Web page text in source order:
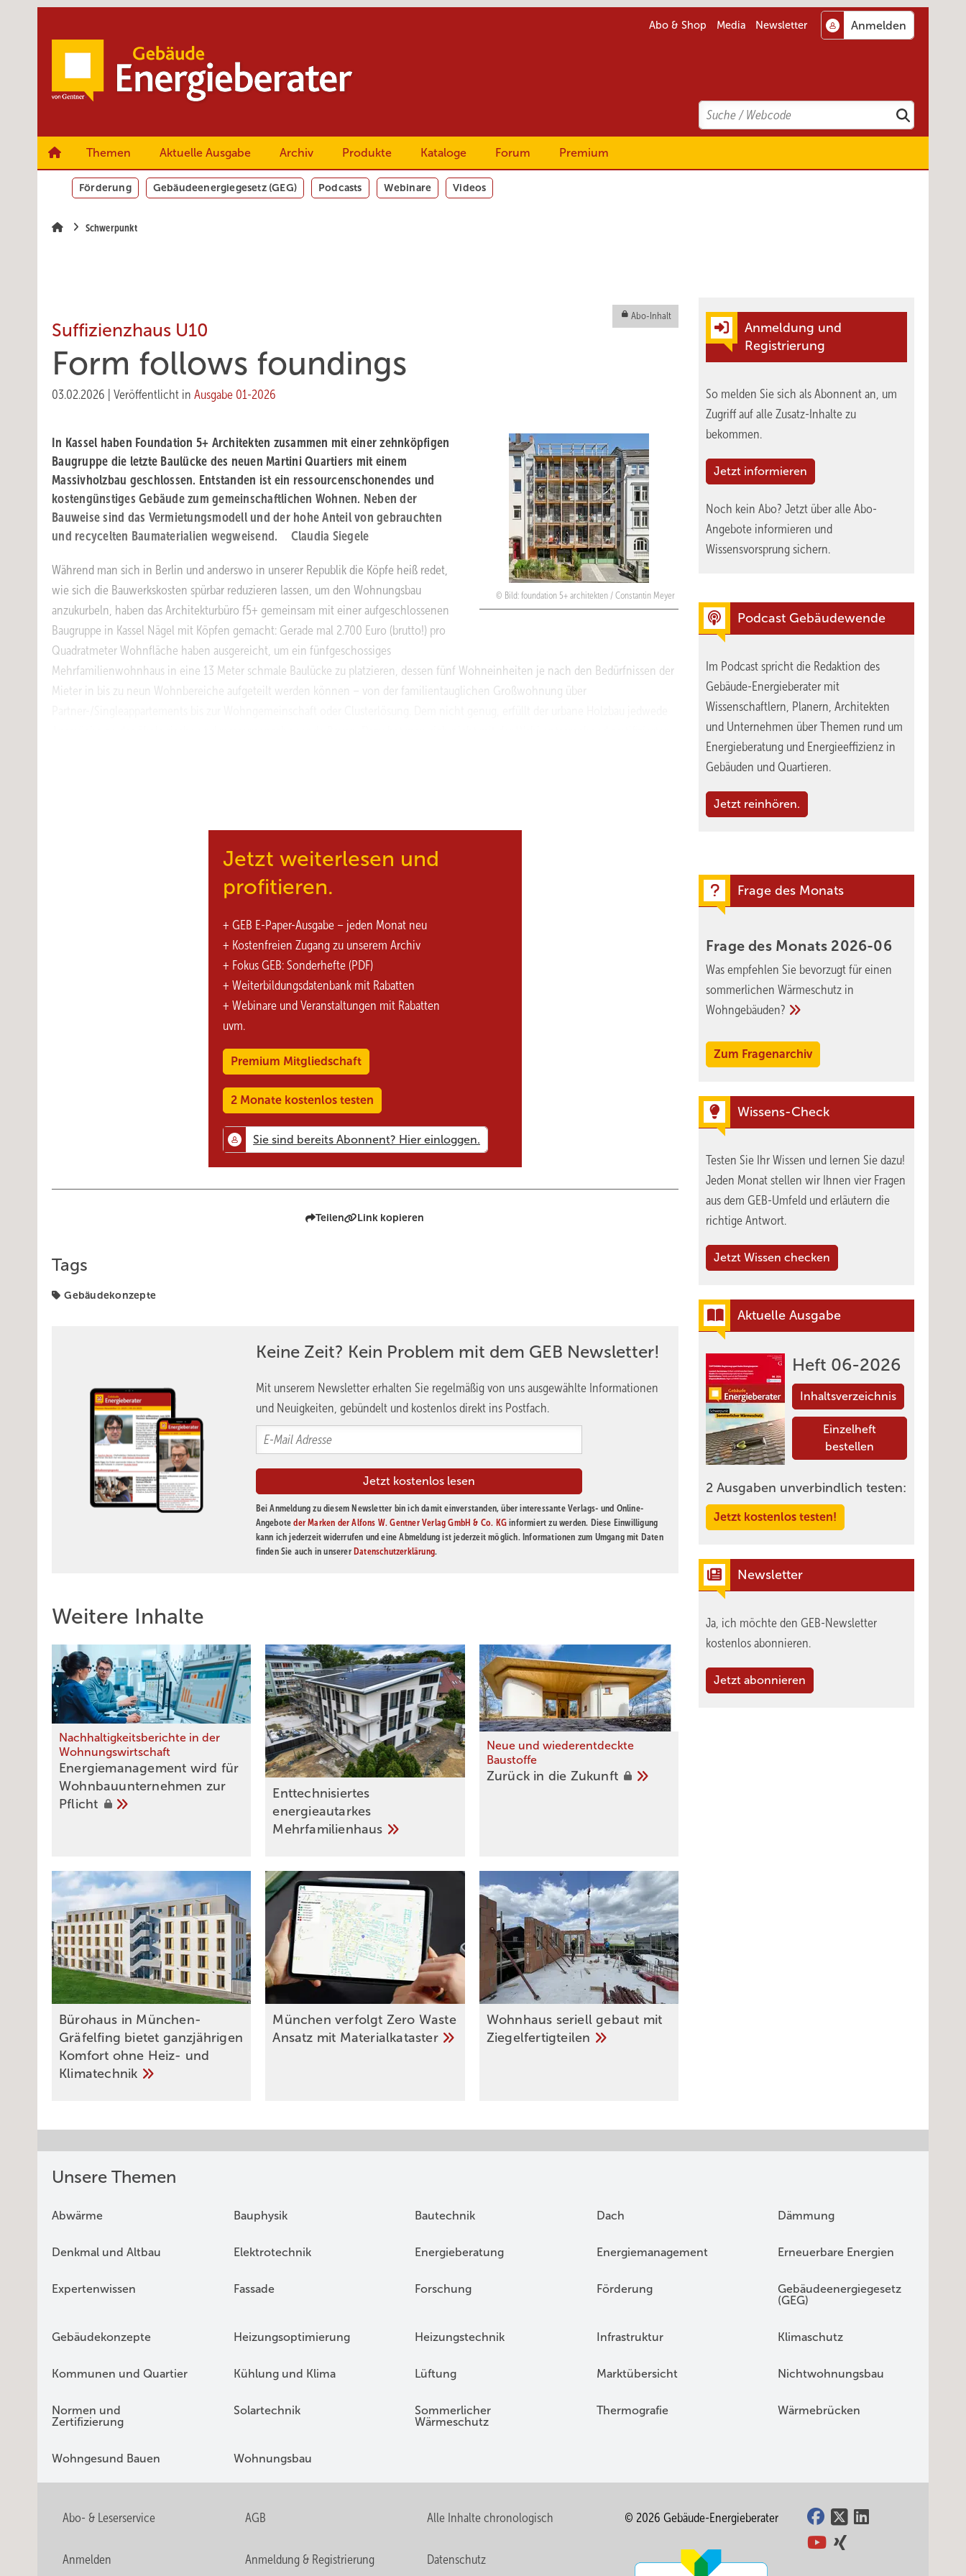
Abo & Shop Media Newsletter
Search
Suchen
Themen Aktuelle Ausgabe Archiv Produkte Kataloge Forum Premium
Förderung Gebäudeenergiegesetz (GEG) Podcasts Webinare Videos
Schwerpunkt
Abo-Inhalt
Suffizienzhaus U10
Form follows foundings
03.02.2026 Veröffentlicht in Ausgabe 01-2026
Bild: foundation 5+ architekten / Constantin Meyer
In Kassel haben Foundation 5+ Architekten zusammen mit einer zehnköpfigen
Baugruppe die letzte Baulücke des neuen Martini Quartiers mit einem
Massivholzbau geschlossen. Entstanden ist ein ressourcenschonendes und
kostengünstiges Gebäude zum gemeinschaftlichen Wohnen. Neben der
Bauweise sind das Vermietungsmodell und der hohe Anteil von gebrauchten
und recycelten Baumaterialien wegweisend. Claudia Siegele
Während man sich in Berlin und anderswo in unserer Republik die Köpfe heiß redet,
wie sich die Bauwerkskosten spürbar reduzieren lassen, um den Wohnungsbau
anzukurbeln, haben das Architekturbüro f5+ gemeinsam mit einer aufgeschlossenen
Baugruppe in Kassel Nägel mit Köpfen gemacht: Gerade mal 2.700 Euro (brutto!) pro
Quadratmeter Wohnfläche haben ausgereicht, um ein fünfgeschossiges
Mehrfamilienwohnhaus in eine 13 Meter schmale Baulücke zu platzieren, dessen fünf Wohneinheiten je nach den Bedürfnissen der
Mieter in bis zu neun Wohnbereiche aufgeteilt werden können – von der familientauglichen Großwohnung über
ganz pragmatisch umdeutet in „form follows foundings“. Was ganz eindeutig der gestalterischen Grundidee einer klaren Gebäude-
und Fassadenstruktur geschuldet ist, die verwertbare gebrauchte Materialien und Bauteile ohne Gesichtsverlust zu integrieren
Jetzt weiterlesen und
profitieren.
+ GEB E-Paper-Ausgabe – jeden Monat neu
+ Kostenfreien Zugang zu unserem Archiv
+ Fokus GEB: Sonderhefte (PDF)
+ Weiterbildungsdatenbank mit Rabatten
+ Webinare und Veranstaltungen mit Rabatten
uvm.
Premium Mitgliedschaft
2 Monate kostenlos testen
Teilen Link kopieren
Tags
Gebäudekonzepte
Keine Zeit? Kein Problem mit dem GEB Newsletter!
Mit unserem Newsletter erhalten Sie regelmäßig von uns ausgewählte Informationen
und Neuigkeiten, gebündelt und kostenlos direkt ins Postfach.
Bei Anmeldung zu diesem Newsletter bin ich damit einverstanden, über interessante Verlags- und Online-
Angeboteder Marken der Alfons W. Gentner Verlag GmbH & Co. KG informiert zu werden. Diese Einwilligung
kann ich jederzeit widerrufen und eine Abmeldung ist jederzeit möglich. Informationen zum Umgang mit Daten
finden Sie auch in unserer Datenschutzerklärung.
Weitere Inhalte
Nachhaltigkeitsberichte in der
Wohnungswirtschaft
Energiemanagement wird für
Wohnbauunternehmen zur
Pflicht
Enttechnisiertes
energieautarkes
Mehrfamilienhaus
Neue und wiederentdeckte
Baustoffe
Zurück in die Zukunft
Bürohaus in München-
Gräfelfing bietet ganzjährigen
Komfort ohne Heiz- und
Klimatechnik
München verfolgt Zero Waste
Ansatz mit Materialkataster
Wohnhaus seriell gebaut mit
Ziegelfertigteilen
Anmeldung und
Registrierung
So melden Sie sich als Abonnent an, um
Zugriff auf alle Zusatz-Inhalte zu
bekommen.
Jetzt informieren
Noch kein Abo? Jetzt über alle Abo-
Angebote informieren und
Wissensvorsprung sichern.
Podcast Gebäudewende
Im Podcast spricht die Redaktion des
Gebäude-Energieberater mit
Wissenschaftlern, Planern, Architekten
und Unternehmen über Themen rund um
Energieberatung und Energieeffizienz in
Gebäuden und Quartieren.
Jetzt reinhören.
Frage des Monats
Frage des Monats 2026-06
Was empfehlen Sie bevorzugt für einen
sommerlichen Wärmeschutz in
Wohngebäuden?
Zum Fragenarchiv
Wissens-Check
Testen Sie Ihr Wissen und lernen Sie dazu!
Jeden Monat stellen wir Ihnen vier Fragen
aus dem GEB-Umfeld und erläutern die
richtige Antwort.
Jetzt Wissen checken
Aktuelle Ausgabe
Heft 06-2026
Inhaltsverzeichnis
Einzelheft
bestellen
2 Ausgaben unverbindlich testen:
Jetzt kostenlos testen!
Newsletter
Ja, ich möchte den GEB-Newsletter
kostenlos abonnieren.
Jetzt abonnieren
Unsere Themen
Abwärme Bauphysik Bautechnik Dach Dämmung
Denkmal und Altbau Elektrotechnik Energieberatung Energiemanagement Erneuerbare Energien
Expertenwissen Fassade Forschung Förderung
Gebäudeenergiegesetz
(GEG)
Gebäudekonzepte Heizungsoptimierung Heizungstechnik Infrastruktur Klimaschutz
Kommunen und Quartier Kühlung und Klima Lüftung Marktübersicht Nichtwohnungsbau
Normen und
Zertifizierung
Solartechnik
Sommerlicher
Wärmeschutz
Thermografie Wärmebrücken
Wohngesund Bauen Wohnungsbau
Abo- & Leserservice AGB Alle Inhalte chronologisch
Anmelden Anmeldung & Registrierung Datenschutz
© 2026 Gebäude-Energieberater